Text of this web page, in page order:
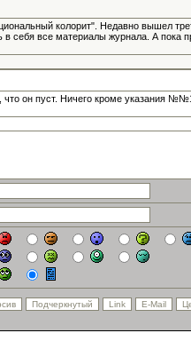
колорит". Недавно вышел
в себя все материалы журнала. А пока
он пуст. Ничего кроме указания